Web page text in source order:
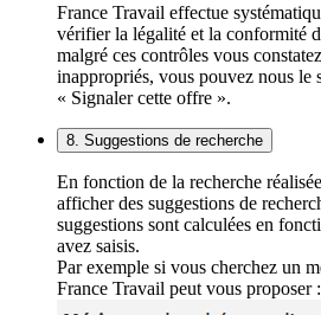
France Travail effectue
vérifier la légalité et la conformité
malgré ces contrôles vous
inappropriés, vous pouvez nous le
« Signaler cette offre ».
8. Suggestions de recherche
En fonction de la recherche
afficher des suggestions de
suggestions sont calculées en
avez saisis.
Par exemple si vous cherchez un
France Travail peut vous proposer :